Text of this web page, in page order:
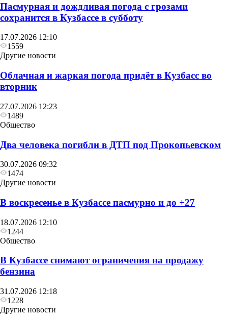
Пасмурная и дождливая погода с грозами
сохранится в Кузбассе в субботу
17.07.2026 12:10
1559
Другие новости
Облачная и жаркая погода придёт в Кузбасс во
вторник
27.07.2026 12:23
1489
Общество
Два человека погибли в ДТП под Прокопьевском
30.07.2026 09:32
1474
Другие новости
В воскресенье в Кузбассе пасмурно и до +27
18.07.2026 12:10
1244
Общество
В Кузбассе снимают ограничения на продажу
бензина
31.07.2026 12:18
1228
Другие новости